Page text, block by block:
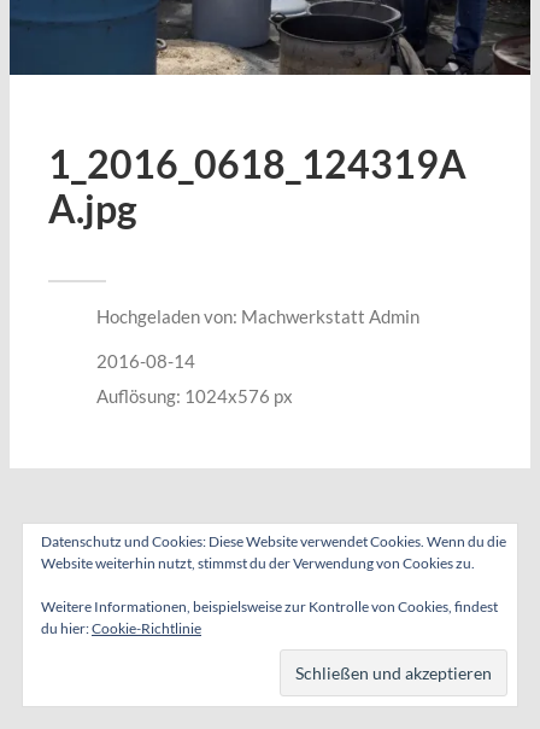
1_2016_0618_124319A
A.jpg
Hochgeladen von: Machwerkstatt Admin
2016-08-14
Auflösung: 1024x576 px
Datenschutz und Cookies: Diese Website verwendet Cookies. Wenn du die
Website weiterhin nutzt, stimmst du der Verwendung von Cookies zu.
Weitere Informationen, beispielsweise zur Kontrolle von Cookies, findest
du hier:Cookie-Richtlinie